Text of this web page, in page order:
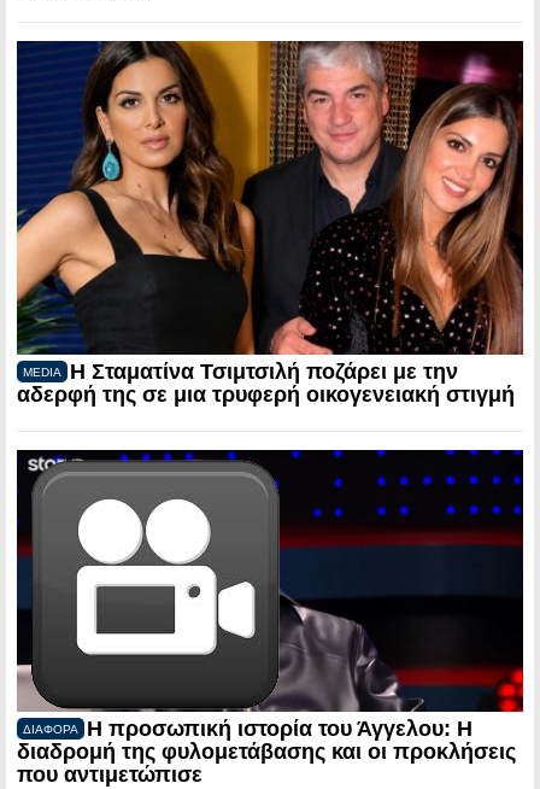
MEDIA
Η Σταματίνα Τσιμτσιλή ποζάρει με την
αδερφή της σε μια τρυφερή οικογενειακή στιγμή
ΔΙΑΦΟΡΑ
Η προσωπική ιστορία του Άγγελου: Η
διαδρομή της φυλομετάβασης και οι προκλήσεις
που αντιμετώπισε